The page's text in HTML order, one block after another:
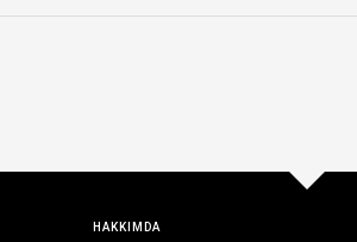
HAKKIMDA